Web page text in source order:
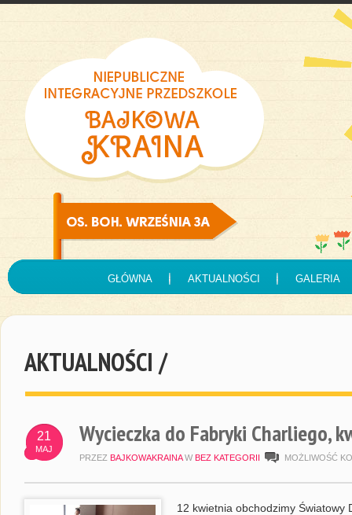
GŁÓWNA AKTUALNOŚCI GALERIA
AKTUALNOŚCI /
21
MAJ
Wycieczka do Fabryki Charliego,
PRZEZ BAJKOWAKRAINA W BEZ KATEGORII MOŻLIWOŚĆ
12 kwietnia obchodzimy Światowy